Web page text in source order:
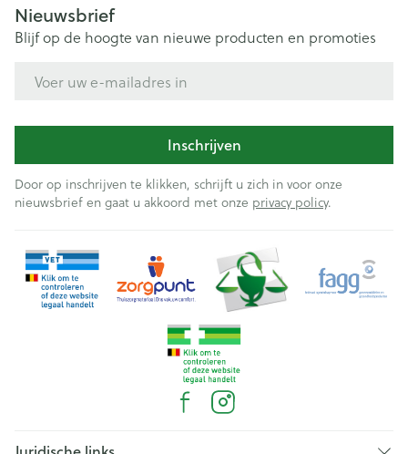
Nieuwsbrief
Blijf op de hoogte van nieuwe producten en promoties
Inschrijven
Door op inschrijven te klikken, schrijft u zich in voor onze
nieuwsbrief en gaat u akkoord met onze privacy policy.